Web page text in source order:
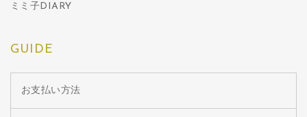
ミミ子DIARY
GUIDE
お支払い方法